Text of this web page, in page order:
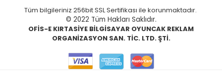
Tüm bilgileriniz 256bit SSL Sertifikası ile korunmaktadır.
© 2022 Tüm Hakları Saklıdır.
OFİS-E KIRTASİYE BİLGİSAYAR OYUNCAK REKLAM
ORGANİZASYON SAN. TİC. LTD. ŞTİ.